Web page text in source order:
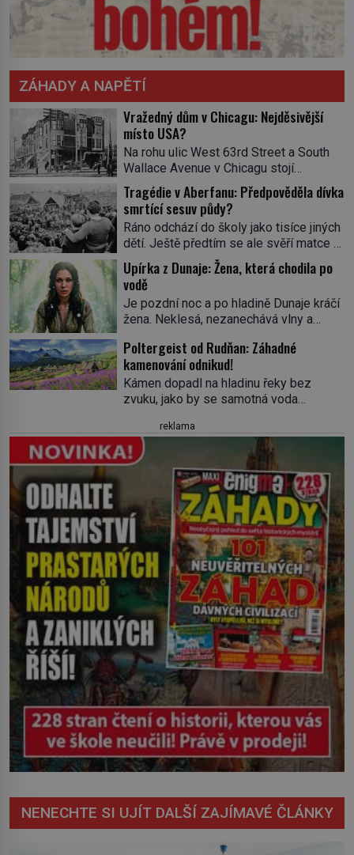
ZÁHADY A NAPĚTÍ
Vražedný dům v Chicagu: Nejděsivější
místo USA?
Na rohu ulic West 63rd Street a South
Wallace Avenue v Chicagu stojí
nenápadná pošta. Nemá žádný speciální
nápis ani pamětní desku. A přesto prý
místní zaměstnanci neradi chodí do
sklepa. Právě tady totiž sídlil sériový
vrah H. H. Holmes a také
nejpropracovanější past na lidi
v dějinách americké kriminalistiky.
Herman Webster Mudgett (1861–1896)
přijíždí […]
Tragédie v Aberfanu: Předpověděla dívka
smrtící sesuv půdy?
Ráno odchází do školy jako tisíce jiných
dětí. Ještě předtím se ale svěří matce s
podivným snem. Ve škole, kterou dobře
zná, tentokrát nevidí budovu ani
spolužáky. Místo nich se před ní tyčí
cosi temného. O několik hodin později je
mrtvá. Mohla devítiletá Zahlédla vlastní
osud? Dne 21. října 1966 se velšská
vesnice Aberfan […]
Upírka z Dunaje: Žena, která chodila po
vodě
Je pozdní noc a po hladině Dunaje kráčí
žena. Neklesá, nezanechává vlny a
pod ní byla dlažbou. Muž, který ji z
břehu pozoruje, ji údajně poznává, jenže
Ruža Vlajna má být v tu chvíli mrtvá celé
století. Vesnice Kisiljevo v
nevyřízené účty. […]
Poltergeist od Rudňan: Záhadné
kamenování odnikud!
Kámen dopadl na hladinu řeky bez
zvuku, jako by se samotná voda
bolestně strhl ruku, ale další úder ho
zasáhl dříve, než si vůbec uvědomil
pohyb: tiše, nelidsky přesně. „Odkud…?“
zachrčel starší student, ale v houštině
na břehu nebyl nikdo, kdo by po nich
mohl cokoliv házet. A když se […]
reklama
NENECHTE SI UJÍT DALŠÍ ZAJÍMAVÉ ČLÁNKY